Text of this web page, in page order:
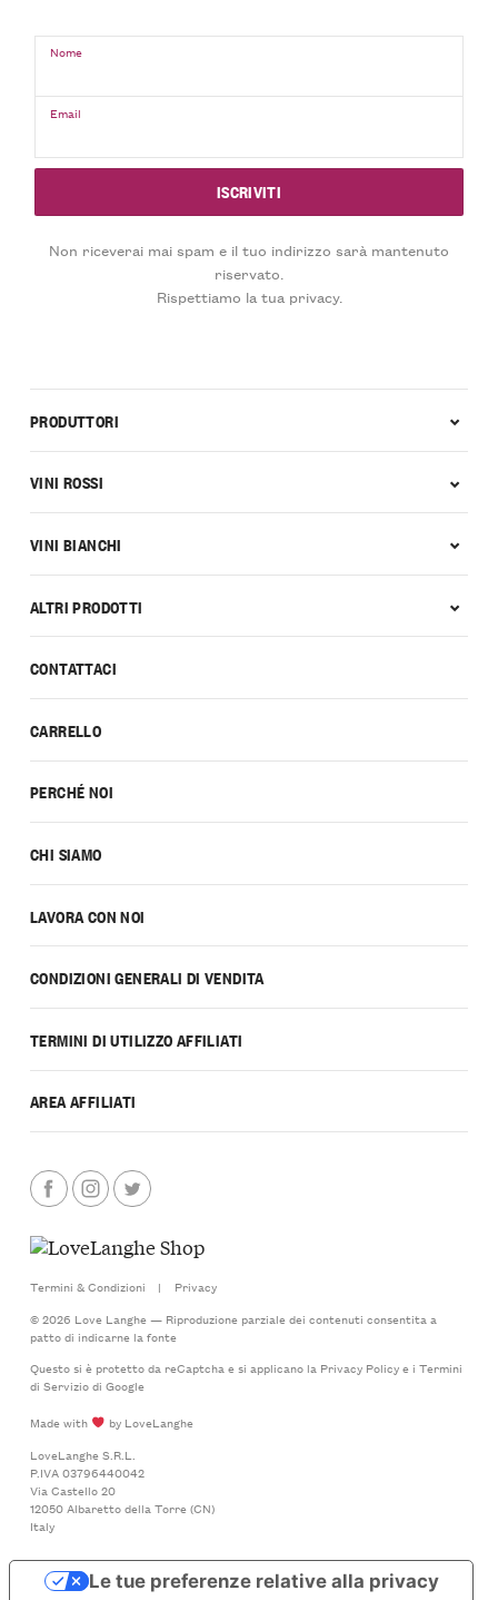
Nome
Email
Non riceverai mai spam e il tuo indirizzo sarà mantenuto
riservato.
Rispettiamo la tua privacy.
CONTATTACI
CARRELLO
PERCHÉ NOI
CHI SIAMO
LAVORA CON NOI
CONDIZIONI GENERALI DI VENDITA
TERMINI DI UTILIZZO AFFILIATI
AREA AFFILIATI
PRODUTTORI
VINI ROSSI
VINI BIANCHI
ALTRI PRODOTTI
Termini & Condizioni |
Privacy
© 2026 Love Langhe — Riproduzione parziale dei contenuti consentita a
patto di indicarne la fonte
Questo si è protetto da reCaptcha e si applicano la Privacy Policye i Termini
di Serviziodi Google
Made with
by LoveLanghe
LoveLanghe S.R.L.
P.IVA 03796440042
Via Castello 20
12050 Albaretto della Torre (CN)
Italy
Le tue preferenze relative alla privacy